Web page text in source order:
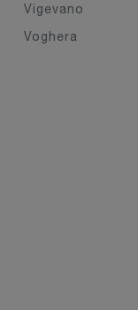
Vigevano
Voghera